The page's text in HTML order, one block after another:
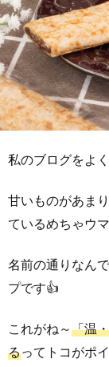
私のブログをよ
甘いものがあま
ているめちゃウ
名前の通りなん
プです👍
これがね～「温
るってトコがポ